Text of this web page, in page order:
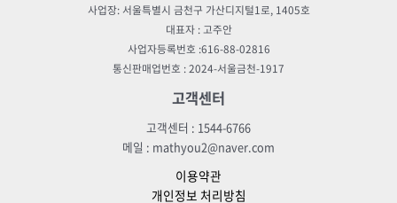
사업장: 서울특별시 금천구 가산디지털1로, 1405호
대표자 : 고주안
사업자등록번호 :616-88-02816
통신판매업번호 : 2024-서울금천-1917
고객센터
고객센터 : 1544-6766
메일 : mathyou2@naver.com
이용약관
개인정보 처리방침